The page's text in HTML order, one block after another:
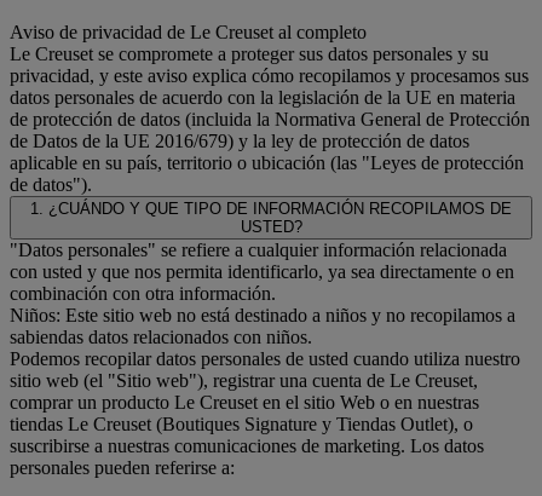
Aviso de privacidad de Le Creuset al completo
Le Creuset se compromete a proteger sus datos personales y su
privacidad, y este aviso explica cómo recopilamos y procesamos sus
datos personales de acuerdo con la legislación de la UE en materia
de protección de datos (incluida la Normativa General de Protección
de Datos de la UE 2016/679) y la ley de protección de datos
aplicable en su país, territorio o ubicación (las "Leyes de protección
de datos").
1. ¿CUÁNDO Y QUE TIPO DE INFORMACIÓN RECOPILAMOS DE
USTED?
"Datos personales" se refiere a cualquier información relacionada
con usted y que nos permita identificarlo, ya sea directamente o en
combinación con otra información.
Niños: Este sitio web no está destinado a niños y no recopilamos a
sabiendas datos relacionados con niños.
Podemos recopilar datos personales de usted cuando utiliza nuestro
sitio web (el "Sitio web"), registrar una cuenta de Le Creuset,
comprar un producto Le Creuset en el sitio Web o en nuestras
tiendas Le Creuset (Boutiques Signature y Tiendas Outlet), o
suscribirse a nuestras comunicaciones de marketing. Los datos
personales pueden referirse a: